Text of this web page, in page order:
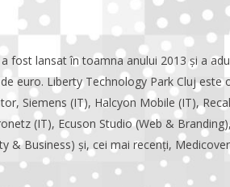
fost lansat în toamna anului 2013 și a
euro. Liberty Technology Park Cluj
Siemens (IT), Halcyon Mobile (IT),
(IT), Ecuson Studio (Web &
& Business) și, cei mai recenți,